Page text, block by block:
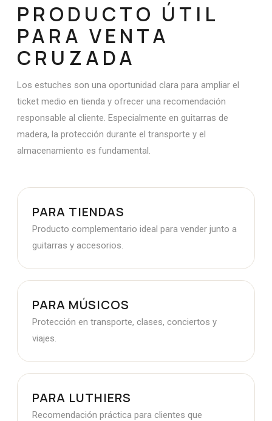
PRODUCTO ÚTIL
PARA VENTA
CRUZADA
Los estuches son una oportunidad clara para ampliar el
ticket medio en tienda y ofrecer una recomendación
responsable al cliente. Especialmente en guitarras de
madera, la protección durante el transporte y el
almacenamiento es fundamental.
PARA TIENDAS
Producto complementario ideal para vender junto a
guitarras y accesorios.
PARA MÚSICOS
Protección en transporte, clases, conciertos y
viajes.
PARA LUTHIERS
Recomendación práctica para clientes que